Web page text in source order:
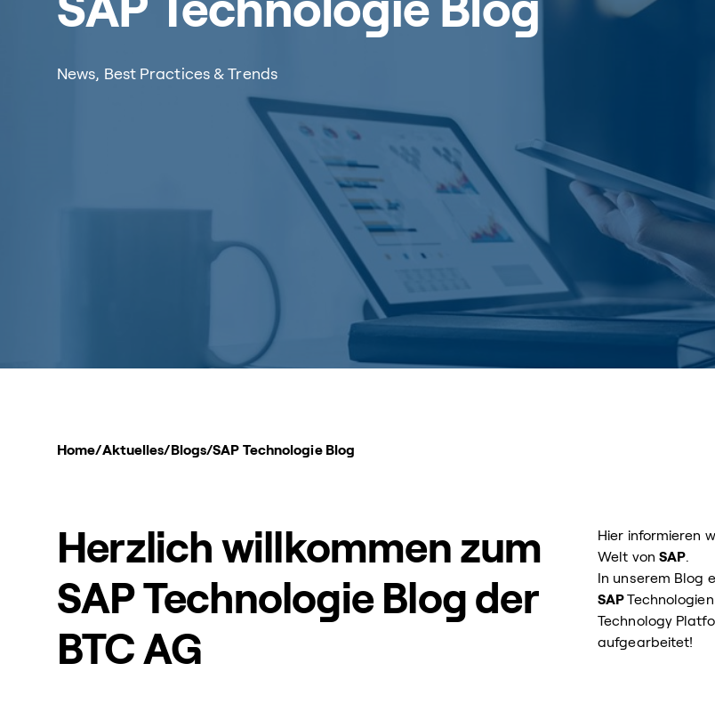
SAP Technologie Blog
News, Best Practices & Trends
Home/Aktuelles/Blogs/SAP Technologie Blog
Herzlich willkommen zum
SAP Technologie Blog der
BTC AG
Hier informieren
Welt von SAP.
In unserem Blog
SAP
Technology
aufgearbeitet!